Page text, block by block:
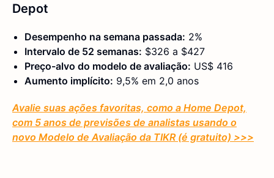
Depot
Desempenho na semana passada: 2%
Intervalo de 52 semanas: $326 a $427
Preço-alvo do modelo de avaliação: US$ 416
Aumento implícito: 9,5% em 2,0 anos
Avalie suas ações favoritas, como a Home Depot,
com 5 anos de previsões de analistas usando o
novo Modelo de Avaliação da TIKR (é gratuito) >>>